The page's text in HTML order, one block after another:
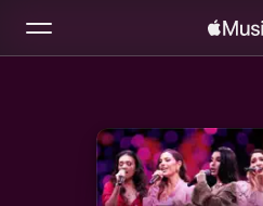
Home